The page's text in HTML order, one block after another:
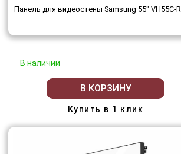
Панель для видеостены Samsung 55" VH55C-R
В наличии
В КОРЗИНУ
Купить в 1 клик